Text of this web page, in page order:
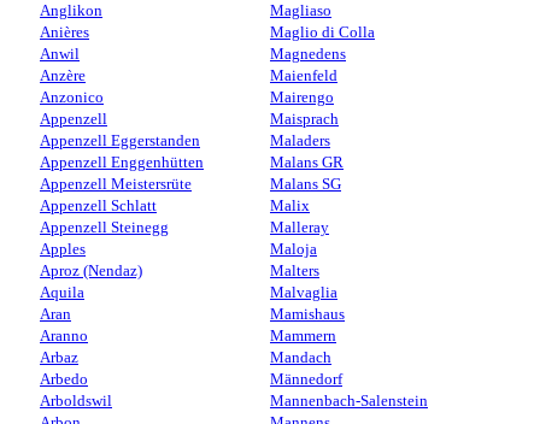
Anglikon
Anières
Anwil
Anzère
Anzonico
Appenzell
Appenzell Eggerstanden
Appenzell Enggenhütten
Appenzell Meistersrüte
Appenzell Schlatt
Appenzell Steinegg
Apples
Aproz (Nendaz)
Aquila
Aran
Aranno
Arbaz
Arbedo
Arboldswil
Magliaso
Maglio di Colla
Magnedens
Maienfeld
Mairengo
Maisprach
Maladers
Malans GR
Malans SG
Malix
Malleray
Maloja
Malters
Malvaglia
Mamishaus
Mammern
Mandach
Männedorf
Mannenbach-Salenstein